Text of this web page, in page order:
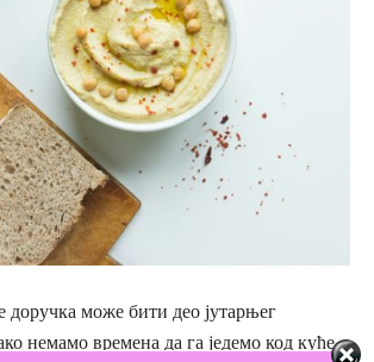
доручка може бити део јутарњег
немамо времена да га једемо код куће,